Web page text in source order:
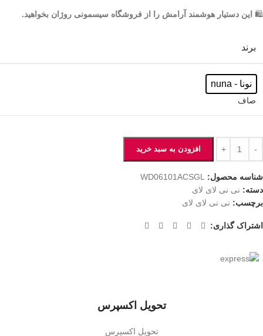
🛍️ این دستیار هوشمند آرامش را از فروشگاه سیسمونی روژان بخواهید.
برند
نونا - nuna
صاف
افزودن به سبد خرید
شناسه محصول:
WD06101ACSGL
دسته: نی نی لای لای
برچسب: نی نی لای لای
اشتراک گذاری:
تحویل اکسپرس
تحویل اکسپرس